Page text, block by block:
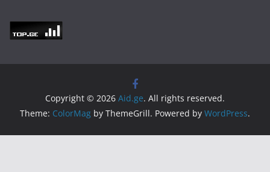
Copyright © 2026 Aid.ge. All rights reserved.
Theme: ColorMag by ThemeGrill. Powered by WordPress.